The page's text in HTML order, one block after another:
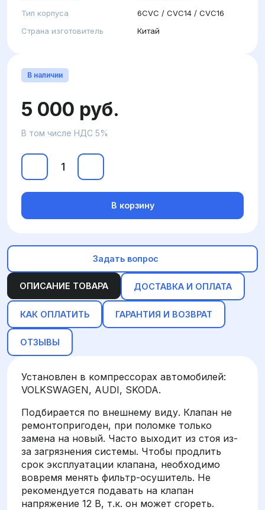
Тип корпуса
6CVC / CVC14 / CVC16
Страна изготовитель
Китай
ОПИСАНИЕ ТОВАРА ДОСТАВКА И ОПЛАТА
КАК ОПЛАТИТЬ ГАРАНТИЯ И ВОЗВРАТ
ОТЗЫВЫ
Установлен в компрессорах автомобилей:
VOLKSWAGEN, AUDI, SKODA.
Подбирается по внешнему виду. Клапан не
ремонтопригоден, при поломке только
замена на новый. Часто выходит из стоя из-
за загрязнения системы. Чтобы продлить
срок эксплуатации клапана, необходимо
вовремя менять фильтр-осушитель. Не
рекомендуется подавать на клапан
напряжение 12 В, т.к. он может сгореть.
В наличии
5 000 руб.
В том числе НДС 5%
В корзину
Задать вопрос